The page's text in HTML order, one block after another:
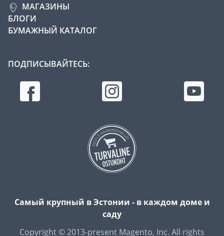
МАГАЗИНЫ
БЛОГИ
БУМАЖНЫЙ КАТАЛОГ
ПОДПИСЫВАЙТЕСЬ:
Самый крупный в Эстонии - в каждом доме и
саду
Copyright © 2013-present Magento, Inc. All rights